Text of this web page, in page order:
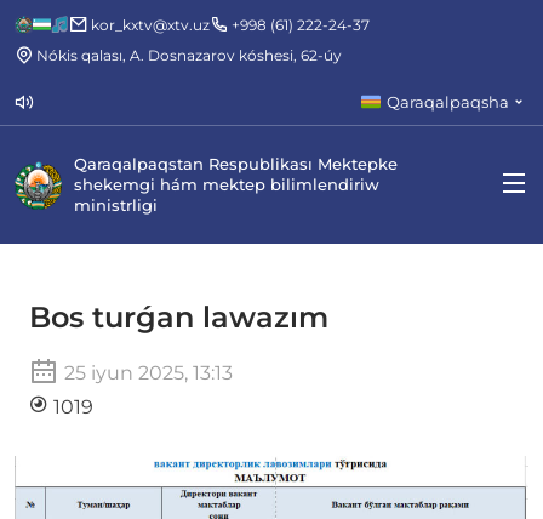
kor_kxtv@xtv.uz
+998 (61) 222-24-37
Nókis qalası, A. Dosnazarov kóshesi, 62-úy
Qaraqalpaqsha
Qaraqalpaqstan Respublikası Mektepke
shekemgi hám mektep bilimlendiriw
ministrligi
Bos turǵan lawazım
25 iyun 2025, 13:13
1019